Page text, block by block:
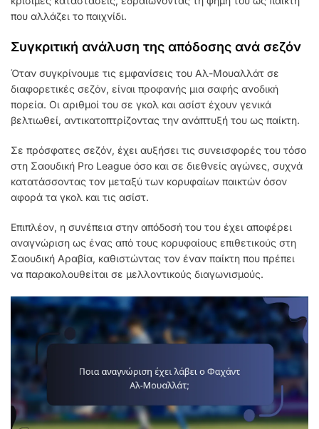
που αλλάζει το παιχνίδι.
Συγκριτική ανάλυση της απόδοσης ανά σεζόν
Όταν συγκρίνουμε τις εμφανίσεις του Αλ-Μουαλλάτ σε
διαφορετικές σεζόν, είναι προφανής μια σαφής ανοδική
πορεία. Οι αριθμοί του σε γκολ και ασίστ έχουν γενικά
βελτιωθεί, αντικατοπτρίζοντας την ανάπτυξή του ως παίκτη.
Σε πρόσφατες σεζόν, έχει αυξήσει τις συνεισφορές του τόσο
στη Σαουδική Pro League όσο και σε διεθνείς αγώνες, συχνά
κατατάσσοντας τον μεταξύ των κορυφαίων παικτών όσον
αφορά τα γκολ και τις ασίστ.
Επιπλέον, η συνέπεια στην απόδοσή του του έχει αποφέρει
αναγνώριση ως ένας από τους κορυφαίους επιθετικούς στη
Σαουδική Αραβία, καθιστώντας τον έναν παίκτη που πρέπει
να παρακολουθείται σε μελλοντικούς διαγωνισμούς.